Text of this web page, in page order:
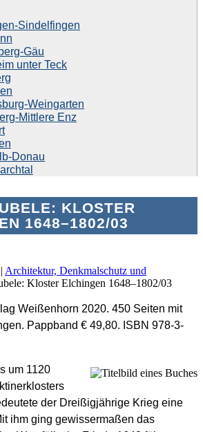
Sindelfingen
Gäu
unter Teck
Weingarten
Mittlere Enz
Donau
KLOSTER
1648–1802/03
| Architektur, Denkmalschutz und
Kloster Elchingen 1648–1802/03
Weißenhorn 2020. 450 Seiten mit
Pappband € 49,80. ISBN 978-3-
um 1120
der Dreißigjährige Krieg eine
ihm ging gewissermaßen das